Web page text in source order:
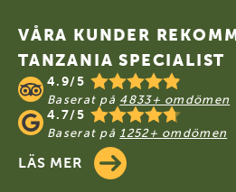
VÅRA KUNDER
TANZANIA SPECIALIST
4.9/5
Baserat på 4833+ omdömen
4.7/5
Baserat på 1252+ omdömen
LÄS MER